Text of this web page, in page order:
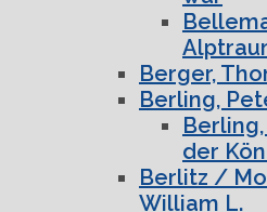
Berger,
Berling,
der
Berlitz /
William L.